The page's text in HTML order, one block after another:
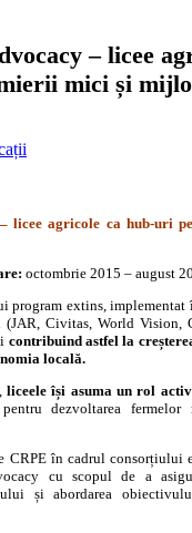
– licee
mici și
licee agricole ca hub-uri
octombrie 2015 – august
program extins,
Civitas, World Vision,
contribuind astfel la
locală.
liceele își asuma un rol
dezvoltarea
CRPE în cadrul consorțiului
cu scopul de a
și abordarea